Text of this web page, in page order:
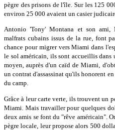
pègre des prisons de l'île. Sur les 125
environ 25 000 avaient un casier
Antonio 'Tony' Montana et son ami,
malfrats cubains issus de la rue, font
chance pour migrer vers Miami dans
le sol américain, ils sont accueillis
moyen, auprès d'un caïd de Miami,
un contrat d'assassinat qu'ils honorent
du camp.
Grâce à leur carte verte, ils trouvent un
Miami. Mais travailler pour quelques
deux amis se font du "rêve américain".
pègre locale, leur propose alors 500